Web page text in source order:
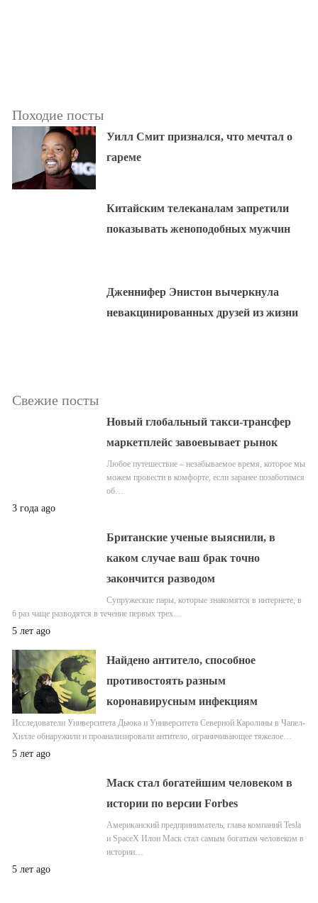
Походие посты
Уилл Смит признался, что мечтал о
гареме
Китайским телеканалам запретили
показывать женоподобных мужчин
Дженнифер Энистон вычеркнула
невакцинированных друзей из жизни
Свежие посты
Новый глобальный такси-трансфер
маркетплейс завоевывает рынок
Любое путешествие – незабываемое время, которое мы
можем провести в комфорте, если заранее позаботимся
об…
3 года ago
Британские ученые выяснили, в
каком случае ваш брак точно
закончится разводом
Супружеские пары, которые знакомятся в интернете, в
6 раз чаще разводятся в течение первых трех…
5 лет ago
Найдено антитело, способное
противостоять разным
коронавирусным инфекциям
Исследователи Университета Дьюка и Университета Северной Каролины в Чапел-
Хилле обнаружили и проанализировали антитело, ограничивающее тяжелое…
5 лет ago
Маск стал богатейшим человеком в
истории по версии Forbes
Американский предприниматель, глава компаний Tesla
и SpaceX Илон Маск стал самым богатым человеком в
истории…
5 лет ago